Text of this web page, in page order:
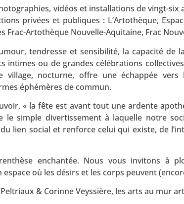
vidéos et installations de vingt-
privées et publiques : L’Artothèque,
Frac-Artothèque Nouvelle-Aquitaine, Frac
tendresse et sensibilité, la capacité de
intimes ou de grandes célébrations
village, nocturne, offre une échappée
éphémères de commun.
« la fête est avant tout une ardente
le simple divertissement à laquelle notre
lien social et renforce celui qui existe, de
enchantée. Nous vous invitons à
où les désirs et les corps peuvent
& Corinne Veyssière, les arts au mur